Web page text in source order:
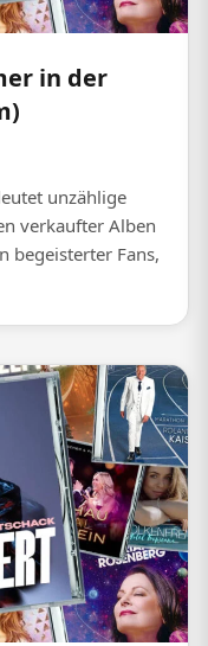
in der
unzählige
verkaufter Alben
begeisterter Fans,